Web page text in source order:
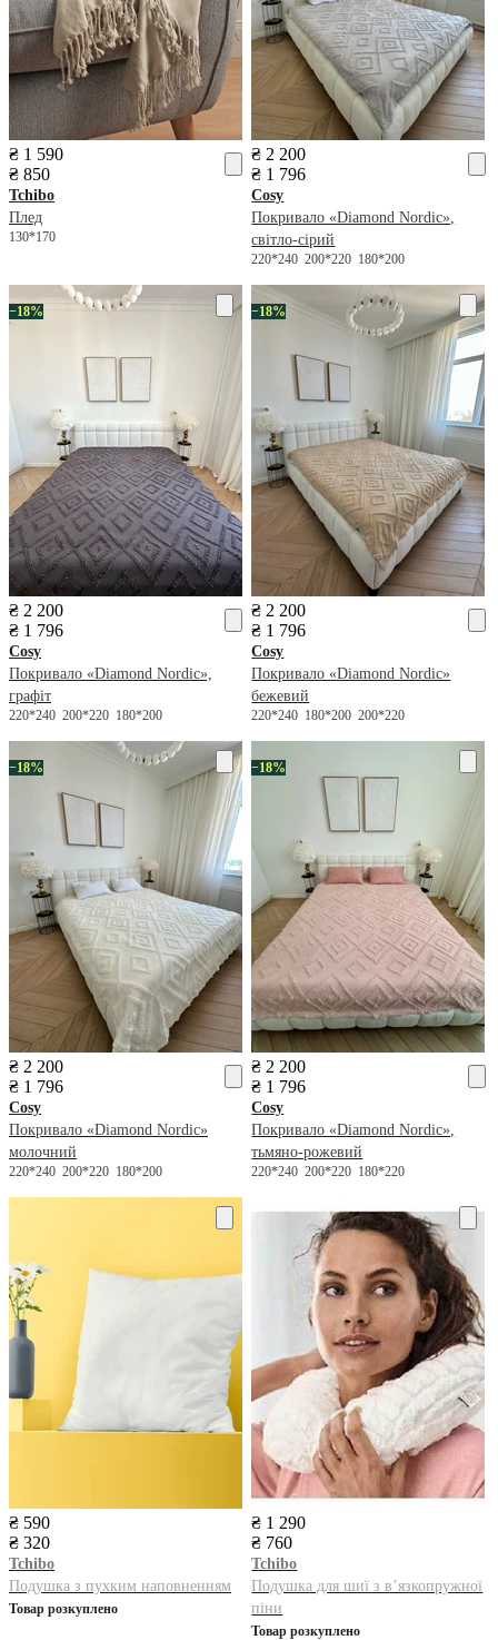
₴ 1 590
₴ 850
Tchibo
Плед
130*170
₴ 2 200
₴ 1 796
Cosy
Покривало «Diamond Nordic»,
світло-сірий
220*240200*220 180*200
−18%
₴ 2 200
₴ 1 796
Cosy
Покривало «Diamond Nordic»,
графіт
220*240 200*220 180*200
−18%
₴ 2 200
₴ 1 796
Cosy
Покривало «Diamond Nordic»
бежевий
220*240 180*200200*220
−18%
₴ 2 200
₴ 1 796
Cosy
Покривало «Diamond Nordic»
молочний
220*240 200*220 180*200
−18%
₴ 2 200
₴ 1 796
Cosy
Покривало «Diamond Nordic»,
тьмяно-рожевий
220*240200*220 180*220
₴ 590
₴ 320
Tchibo
Подушка з пухким наповненням
Товар розкуплено
₴ 1 290
₴ 760
Tchibo
Подушка для шиї з в’язкопружної
піни
Товар розкуплено